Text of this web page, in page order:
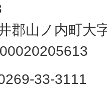
郡山ノ内町大
33-3111